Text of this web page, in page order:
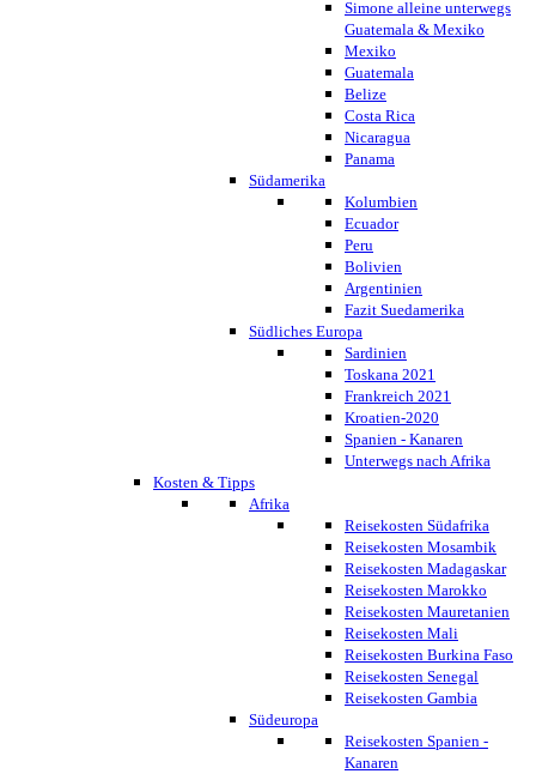
Simone alleine unterwegs
Guatemala & Mexiko
Mexiko
Guatemala
Belize
Costa Rica
Nicaragua
Panama
Südamerika
Kolumbien
Ecuador
Peru
Bolivien
Argentinien
Fazit Suedamerika
Südliches Europa
Sardinien
Toskana 2021
Frankreich 2021
Kroatien-2020
Spanien - Kanaren
Unterwegs nach Afrika
Kosten & Tipps
Afrika
Reisekosten Südafrika
Reisekosten Mosambik
Reisekosten Madagaskar
Reisekosten Marokko
Reisekosten Mauretanien
Reisekosten Mali
Reisekosten Burkina Faso
Reisekosten Senegal
Reisekosten Gambia
Südeuropa
Reisekosten Spanien -
Kanaren